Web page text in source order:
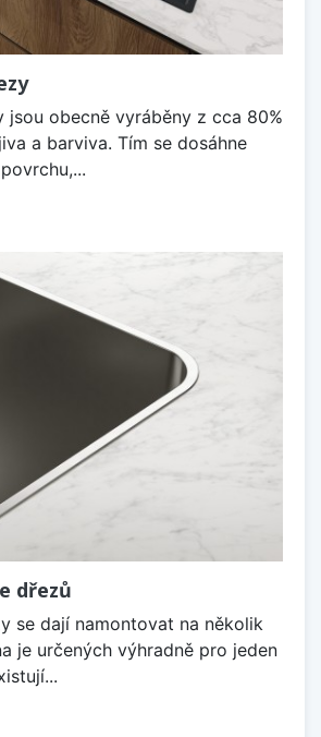
jsou obecně vyráběny z cca 80%
a barviva. Tím se dosáhne
dřezů
se dají namontovat na několik
je určených výhradně pro jeden